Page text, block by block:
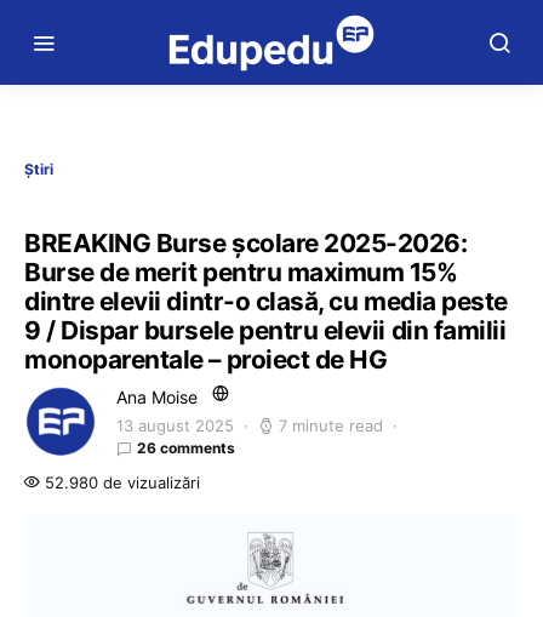
Știri
BREAKING Burse școlare 2025-2026:
Burse de merit pentru maximum 15%
dintre elevii dintr-o clasă, cu media peste
9 / Dispar bursele pentru elevii din familii
monoparentale – proiect de HG
Ana Moise
13 august 2025 7 minute read
26 comments
52.980 de vizualizări